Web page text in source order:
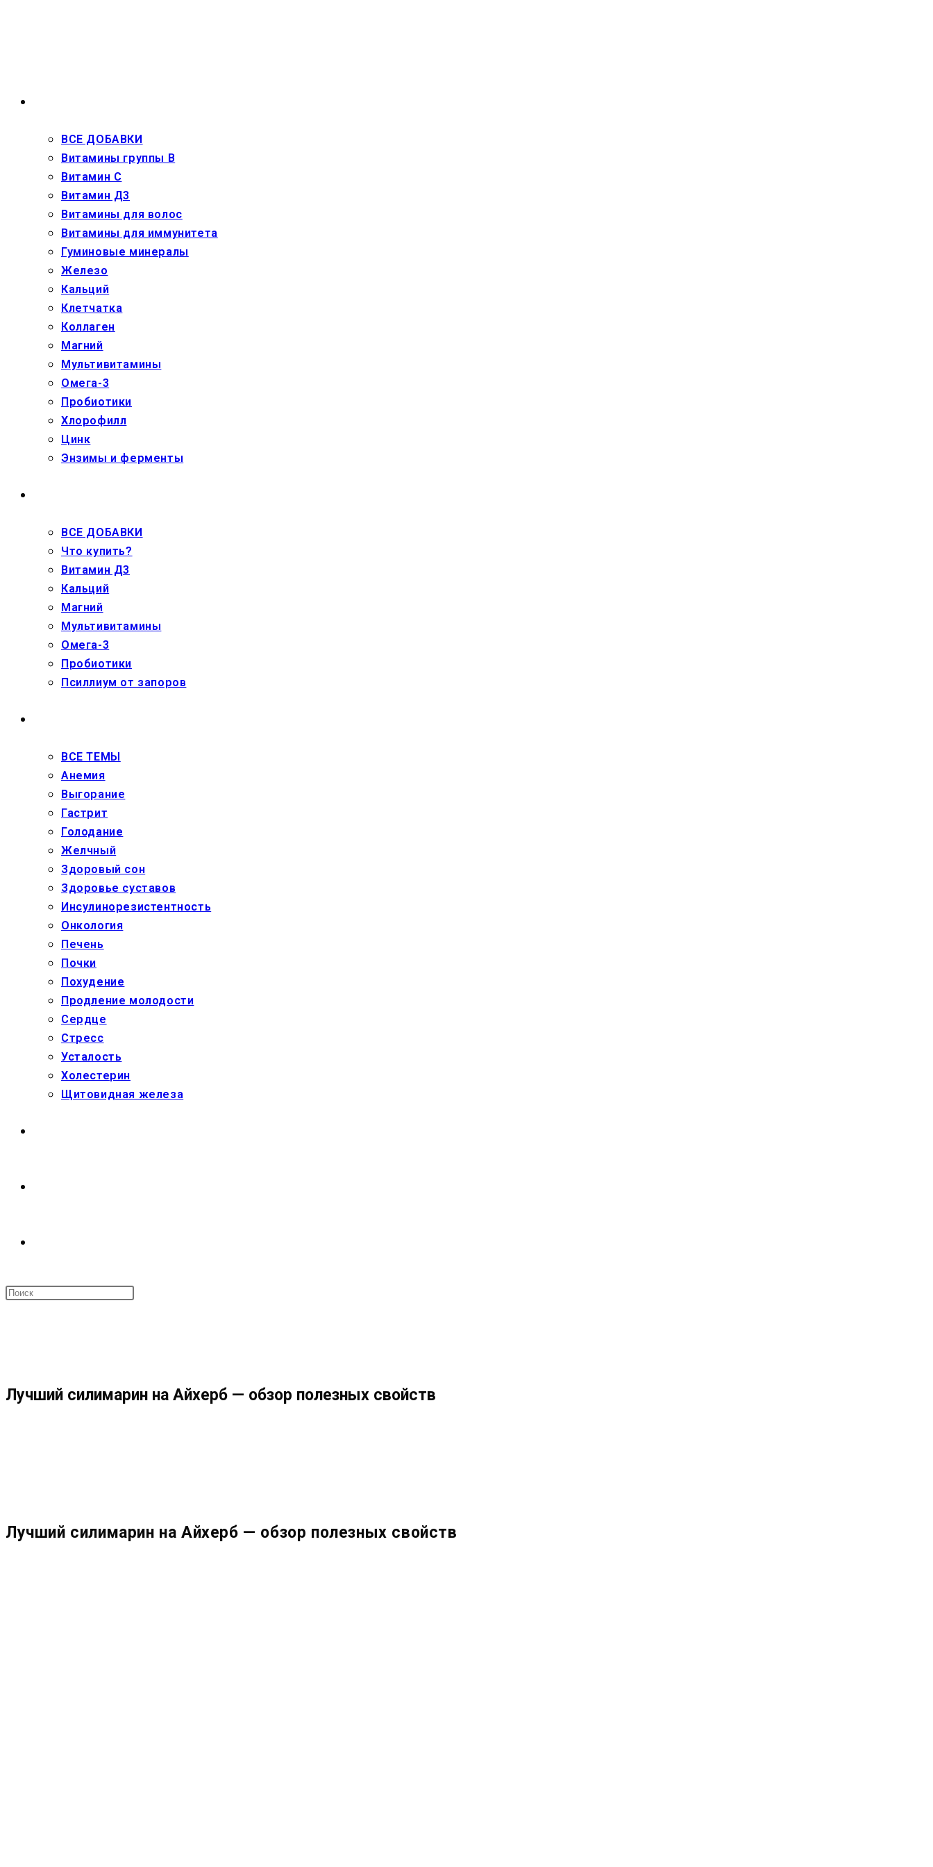
ВСЕ ДОБАВКИ
Витамины группы В
Витамин С
Витамин Д3
Витамины для волос
Витамины для иммунитета
Гуминовые минералы
Железо
Кальций
Клетчатка
Коллаген
Магний
Мультивитамины
Омега-3
Пробиотики
Хлорофилл
Цинк
Энзимы и ферменты
ВСЕ ДОБАВКИ
Что купить?
Витамин Д3
Кальций
Магний
Мультивитамины
Омега-3
Пробиотики
Псиллиум от запоров
ВСЕ ТЕМЫ
Анемия
Выгорание
Гастрит
Голодание
Желчный
Здоровый сон
Здоровье суставов
Инсулинорезистентность
Онкология
Печень
Почки
Похудение
Продление молодости
Сердце
Стресс
Усталость
Холестерин
Щитовидная железа
ПОИСК
Лучший силимарин на Айхерб — обзор полезных свойств
Лучший силимарин на Айхерб — обзор полезных свойств